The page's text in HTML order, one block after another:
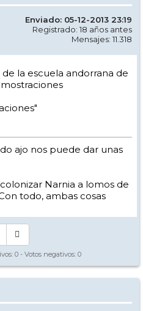
Enviado: 05-12-2013 23:19
Registrado: 18 años antes
Mensajes: 11.318
la escuela andorrana de
ajo nos puede dar unas
Narnia a lomos de
todo, ambas cosas
de extremo a extremo
...
0 - Votos negativos: 0